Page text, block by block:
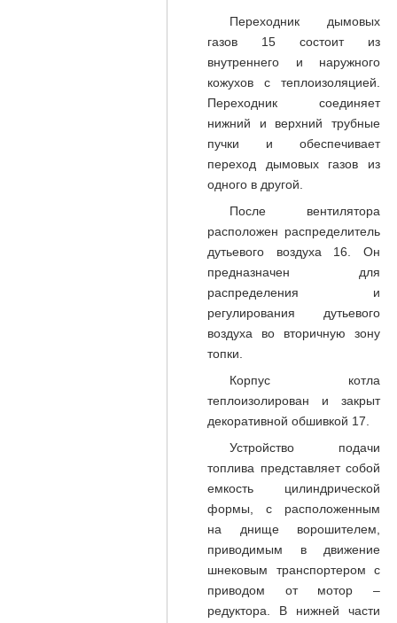
Переходник дымовых
газов 15 состоит из
внутреннего и наружного
кожухов с теплоизоляцией.
Переходник соединяет
нижний и верхний трубные
пучки и обеспечивает
переход дымовых газов из
одного в другой.
После вентилятора
расположен распределитель
дутьевого воздуха 16. Он
предназначен для
распределения и
регулирования дутьевого
воздуха во вторичную зону
топки.
Корпус котла
теплоизолирован и закрыт
декоративной обшивкой 17.
Устройство подачи
топлива представляет собой
емкость цилиндрической
формы, с расположенным
на днище ворошителем,
приводимым в движение
шнековым транспортером с
приводом от мотор –
редуктора. В нижней части